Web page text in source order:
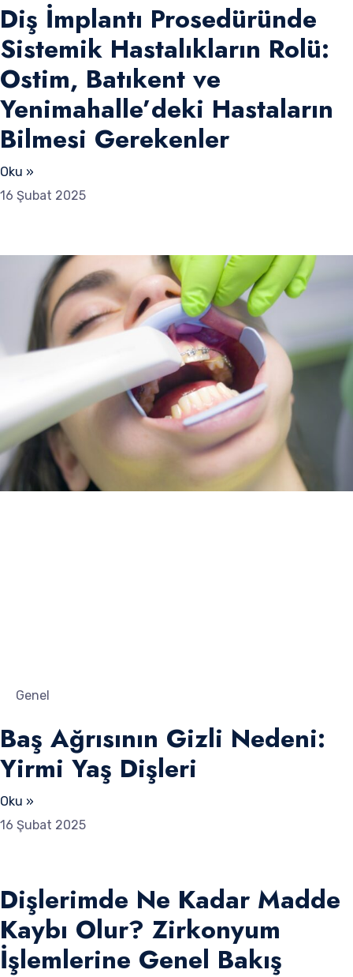
Diş İmplantı Prosedüründe
Sistemik Hastalıkların Rolü:
Ostim, Batıkent ve
Yenimahalle’deki Hastaların
Bilmesi Gerekenler
Oku »
16 Şubat 2025
Genel
Baş Ağrısının Gizli Nedeni:
Yirmi Yaş Dişleri
Oku »
16 Şubat 2025
Dişlerimde Ne Kadar Madde
Kaybı Olur? Zirkonyum
İşlemlerine Genel Bakış